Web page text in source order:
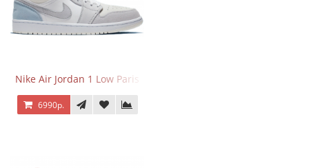
Nike Air Jordan 1 Low Paris
6990р.